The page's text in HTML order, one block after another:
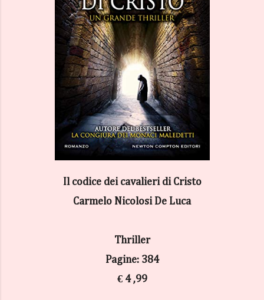
Il codice dei cavalieri di Cristo
Carmelo Nicolosi De Luca
Thriller
Pagine: 384
€ 4 ,99